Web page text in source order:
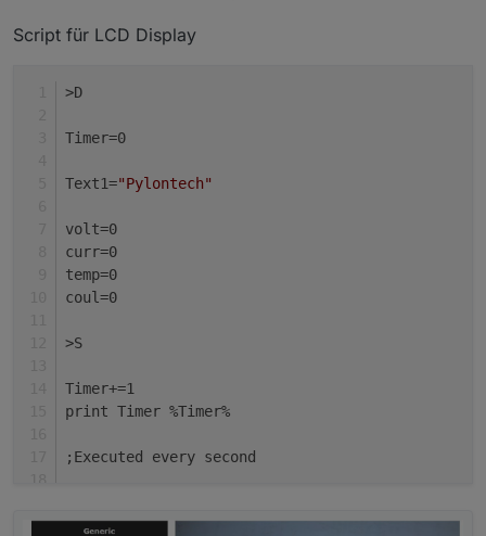
Script für LCD Display
>D
Timer=0
Text1="Pylontech"
volt=0
curr=0
temp=0
coul=0
>S
Timer+=1
print Timer %Timer%
;Executed every second
then